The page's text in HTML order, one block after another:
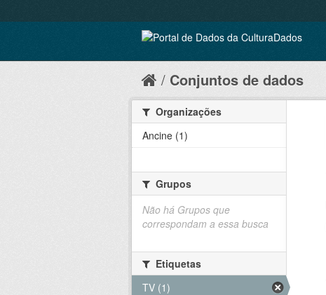
Conjuntos de dados
Organizações
Ancine (1)
Grupos
Não há Grupos que
correspondam a essa busca
Etiquetas
TV (1)